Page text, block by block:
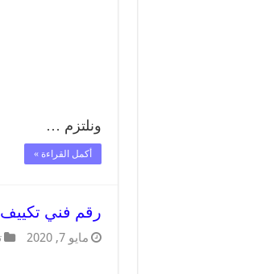
ونلتزم …
أكمل القراءة »
رقم فني تكييف الجهراء 62224041 رقم فني
مايو 7, 2020